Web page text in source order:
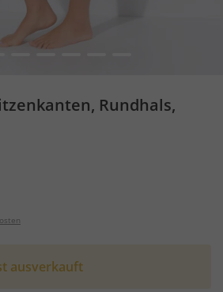
Rundhals,
ausverkauft